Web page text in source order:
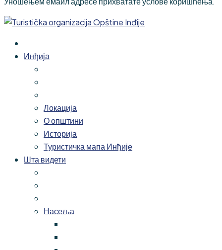
Инђија
Локација
О општини
Историја
Туристичка мапа Инђије
Шта видети
Насеља